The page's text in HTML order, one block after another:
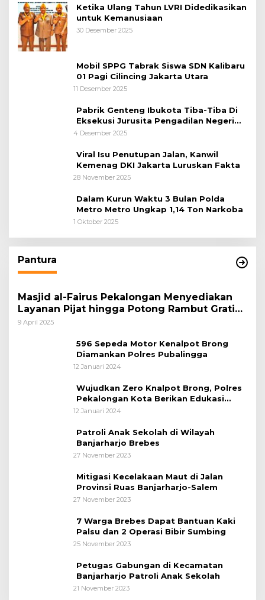
Ketika Ulang Tahun LVRI Didedikasikan
untuk Kemanusiaan
30 Desember 2025
Mobil SPPG Tabrak Siswa SDN Kalibaru
01 Pagi Cilincing Jakarta Utara
11 Desember 2025
Pabrik Genteng Ibukota Tiba-Tiba Di
Eksekusi Jurusita Pengadilan Negeri
Tangerang, Diduga Cacat Hukum Sejak
4 Desember 2025
Viral Isu Penutupan Jalan, Kanwil
Kemenag DKI Jakarta Luruskan Fakta
28 November 2025
Dalam Kurun Waktu 3 Bulan Polda
Metro Metro Ungkap 1,14 Ton Narkoba
1 Oktober 2025
Pantura
Masjid al-Fairus Pekalongan Menyediakan
Layanan Pijat hingga Potong Rambut Gratis
bagi Pemudik Lebaran 2025
9 April 2025
596 Sepeda Motor Kenalpot Brong
Diamankan Polres Pubalingga
12 Januari 2024
Wujudkan Zero Knalpot Brong, Polres
Pekalongan Kota Berikan Edukasi
Kepada Pelajar
12 Januari 2024
Patroli Anak Sekolah di Wilayah
Banjarharjo Brebes
27 November 2023
Mitigasi Kecelakaan Maut di Jalan
Provinsi Ruas Banjarharjo-Salem
27 November 2023
7 Warga Brebes Dapat Bantuan Kaki
Palsu dan 2 Operasi Bibir Sumbing
25 November 2023
Petugas Gabungan di Kecamatan
Banjarharjo Patroli Anak Sekolah
21 November 2023